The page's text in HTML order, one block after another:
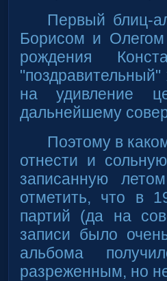
Первый блиц-
Борисом и
рождения
на удивление
дальнейшему
Поэтому в
отнести и
записанную
отметить, что в
партий (да на
записи было
альбома
разреженным, но